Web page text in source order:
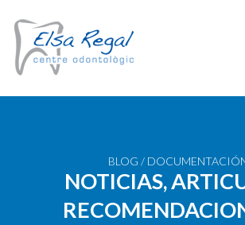
BLOG /
NOTICIAS,